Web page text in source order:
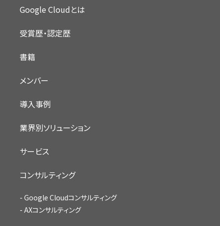
Google Cloudとは
受賞歴・認定歴
書籍
メンバー
導入事例
業界別ソリューション
サービス
コンサルティング
Google Cloudコンサルティング
AXコンサルティング